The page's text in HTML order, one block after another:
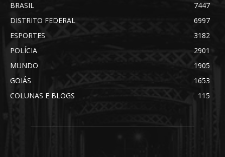
BRASIL
7447
DISTRITO FEDERAL
6997
ESPORTES
3182
POLÍCIA
2901
MUNDO
1905
GOIÁS
1653
COLUNAS E BLOGS
115